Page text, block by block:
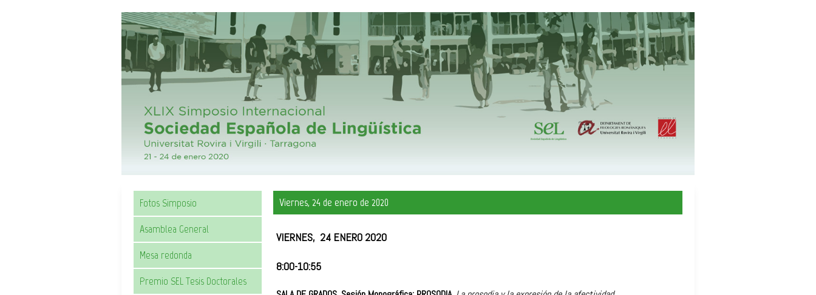
Fotos Simposio
Asamblea General
Mesa redonda
Premio SEL Tesis Doctorales
Viernes, 24 de enero de 2020
VIERNES, 24 ENERO 2020
8:00-10:55